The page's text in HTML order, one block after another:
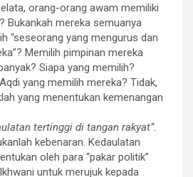
orang-orang awam memiliki
Bukankah mereka semuanya
“seseorang yang mengurus dan
Memilih pimpinan mereka
Siapa yang memilih?
yang memilih mereka? Tidak,
yang menentukan kemenangan
tertinggi di tangan rakyat”.
kebenaran. Kedaulatan
oleh para “pakar politik”
untuk merujuk kepada